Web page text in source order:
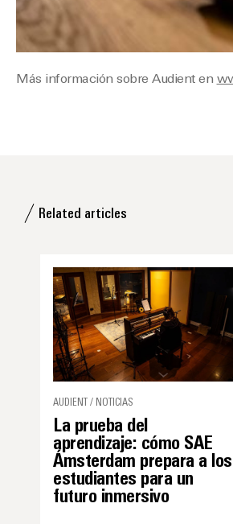
Más información sobre Audient en
Related articles
AUDIENT / NOTICIAS
La prueba del
aprendizaje: cómo SAE
Ámsterdam prepara a los
estudiantes para un
futuro inmersivo